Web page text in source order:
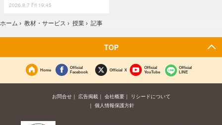
2026.8.7 Fri 19:45
ホーム › 教材・サービス › 授業 › 記事
TOP
Home
Official
Facebook
Official X
Official
YouTube
Official
LINE
お問合せ 広告掲載 会社概要
リシードについて
個人情報保護方針